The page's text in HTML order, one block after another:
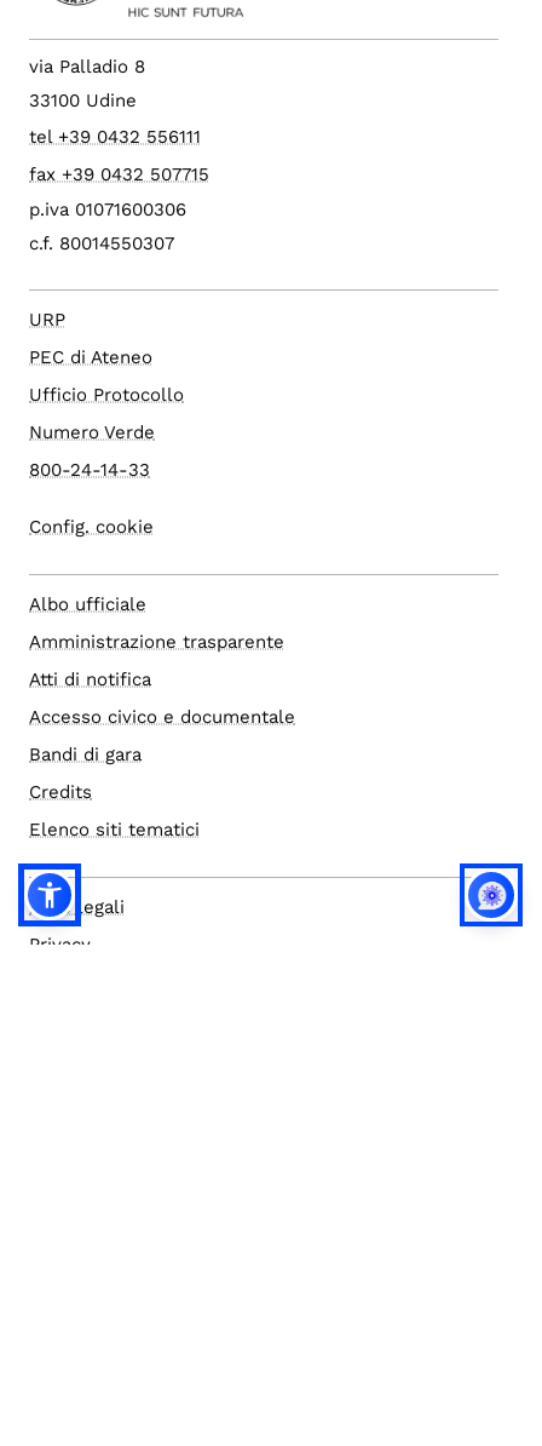
via Palladio 8
33100 Udine
tel +39 0432 556111
fax +39 0432 507715
p.iva 01071600306
c.f. 80014550307
URP
PEC di Ateneo
Ufficio Protocollo
Numero Verde
800-24-14-33
Config. cookie
Albo ufficiale
Amministrazione trasparente
Atti di notifica
Accesso civico e documentale
Bandi di gara
Credits
Elenco siti tematici
Note legali
Privacy